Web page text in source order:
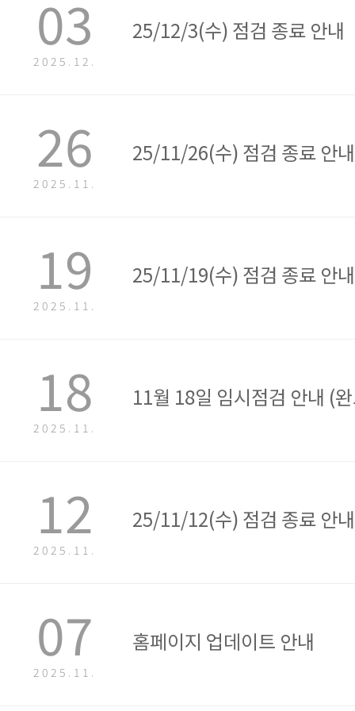
03
2025.12.
25/12/3(수) 점검 종료 안내
26
2025.11.
25/11/26(수) 점검 종료 안
19
2025.11.
25/11/19(수) 점검 종료 안내
18
2025.11.
11월 18일 임시점검 안내 (
12
2025.11.
25/11/12(수) 점검 종료 안내
07
2025.11.
홈페이지 업데이트 안내